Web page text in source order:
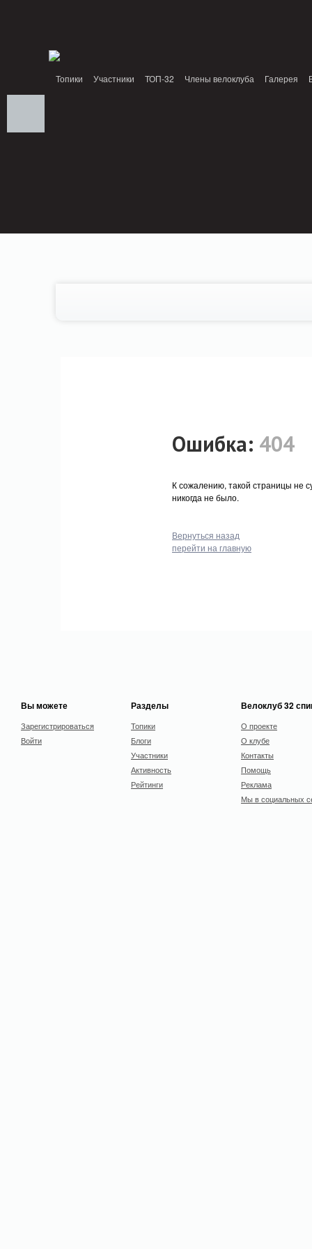
Топики Участники ТОП-32 Члены велоклуба Галерея
Ошибка: 404
К сожалению, такой страницы не
никогда не было.
Вернуться назад
перейти на главную
Вы можете
Зарегистрироваться
Войти
Разделы
Топики
Блоги
Участники
Активность
Рейтинги
Велоклуб 32
О проекте
О клубе
Контакты
Помощь
Реклама
Мы в социальных